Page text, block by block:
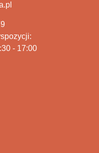
- 17:00